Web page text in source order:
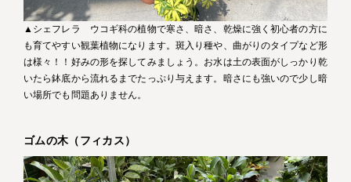
▲シェフレラ ウコギ科の植物で寒さ、暗さ、乾燥に強く初心者の方に
も育てやすい観葉植物になります。斑入り種や、曲がりのタイプなど形
は様々！！好みの形を探してみましょう。お水は土の表面がしっかり乾
いたら鉢底から流れるまでたっぷり与えます。暗さにも強いので少し暗
い場所でも問題ありません。
ゴムの木（フィカス）